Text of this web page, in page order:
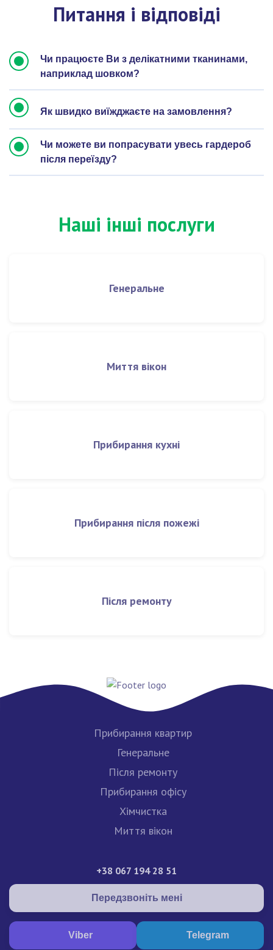
Питання і відповіді
Чи працюєте Ви з делікатними тканинами,
наприклад шовком?
Як швидко виїжджаєте на замовлення?
Чи можете ви попрасувати увесь гардероб
після переїзду?
Наші інші послуги
Генеральне
Миття вікон
Прибирання кухні
Прибирання після пожежі
Після ремонту
Прибирання квартир
Генеральне
Після ремонту
Прибирання офісу
Хімчистка
Миття вікон
+38 067 194 28 51
Передзвоніть мені
Viber Telegram